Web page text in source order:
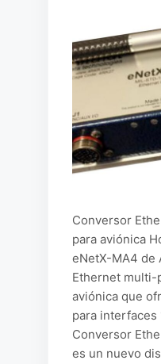
Conversor
para aviónica
eNetX-MA4 de
Ethernet multi-
aviónica que
para interfaces
Conversor
es un nuevo